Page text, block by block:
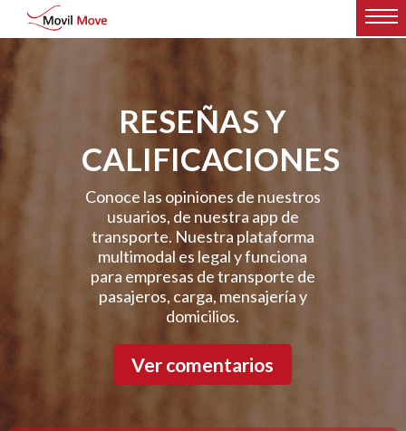
RESEÑAS Y
CALIFICACIONES
Conoce las opiniones de nuestros
usuarios, de nuestra app de
transporte. Nuestra plataforma
multimodal es legal y funciona
para empresas de transporte de
pasajeros, carga, mensajería y
domicilios.
Ver comentarios